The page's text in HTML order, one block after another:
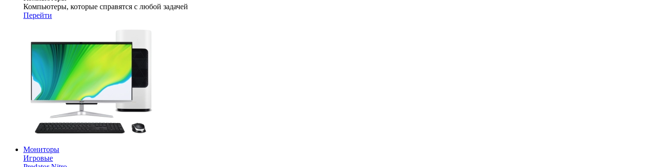
Компьютеры, которые справятся с любой задачей
Перейти
Мониторы
Игровые